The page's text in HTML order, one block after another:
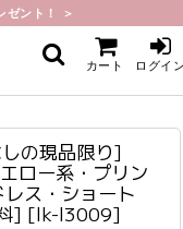
ゼント！ ＞
カート ログイ
ストレッチ・オレン
ニドレス・ショート丈・ワ
の現品限り]
ロー系・プリン
ス・ショート
] [lk-l3009]